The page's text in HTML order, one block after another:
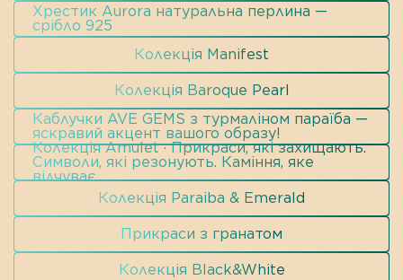
Хрестик Aurora натуральна перлина —
срібло 925
Колекція Manifest
Колекція Baroque Pearl
Каблучки AVE GEMS з турмаліном параїба —
яскравий акцент вашого образу!
Колекція Amulet · Прикраси, які захищають.
Символи, які резонують. Каміння, яке
відчуває.
Колекція Paraiba & Emerald
Прикраси з гранатом
Колекція Black&White